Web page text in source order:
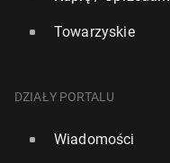
Towarzyskie
DZIAŁY PORTALU
Wiadomości